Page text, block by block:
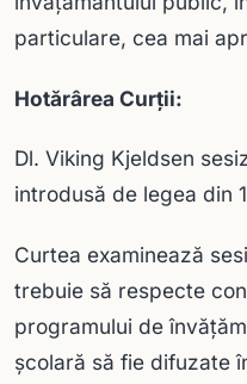
particulare, cea mai
Hotărârea Curții:
Dl. Viking Kjeldsen
introdusă de legea din
Curtea examinează
trebuie să respecte
programului de
şcolară să fie difuzate